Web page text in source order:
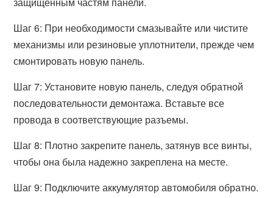
Шаг 6: При необходимости смазывайте или чистите
механизмы или резиновые уплотнители, прежде чем
смонтировать новую панель.
Шаг 7: Установите новую панель, следуя обратной
последовательности демонтажа. Вставьте все
провода в соответствующие разъемы.
Шаг 8: Плотно закрепите панель, затянув все винты,
чтобы она была надежно закреплена на месте.
Шаг 9: Подключите аккумулятор автомобиля обратно.